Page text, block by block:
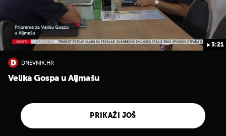
3:21
DNEVNIK.HR
Velika Gospa u Aljmašu
PRIKAŽI JOŠ